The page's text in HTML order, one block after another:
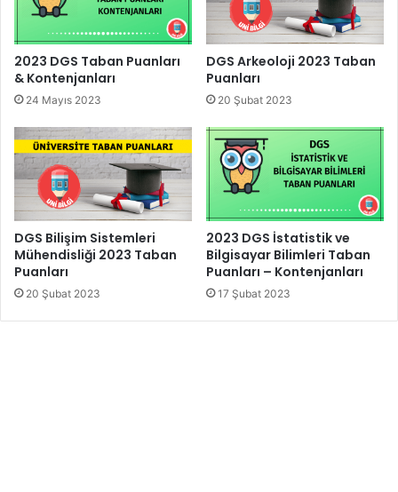
2023 DGS Taban Puanları
& Kontenjanları
24 Mayıs 2023
DGS Arkeoloji 2023 Taban
Puanları
20 Şubat 2023
DGS Bilişim Sistemleri
Mühendisliği 2023 Taban
Puanları
20 Şubat 2023
2023 DGS İstatistik ve
Bilgisayar Bilimleri Taban
Puanları – Kontenjanları
17 Şubat 2023